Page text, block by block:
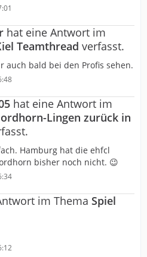
hat eine Antwort im
Teamthread verfasst.
auch bald bei den Profis sehen.
hat eine Antwort im
Lingen zurück in
Hamburg hat die ehfcl
bisher noch nicht. 😉
im Thema Spiel